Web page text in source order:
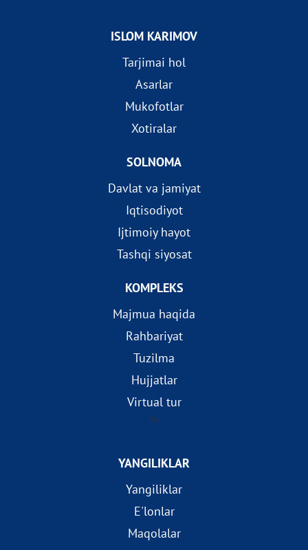
ISLOM KARIMOV
Tarjimai hol
Asarlar
Mukofotlar
Xotiralar
SOLNOMA
Davlat va jamiyat
Iqtisodiyot
Ijtimoiy hayot
Tashqi siyosat
KOMPLEKS
Majmua haqida
Rahbariyat
Tuzilma
Hujjatlar
Virtual tur
?>
YANGILIKLAR
Yangiliklar
E'lonlar
Maqolalar